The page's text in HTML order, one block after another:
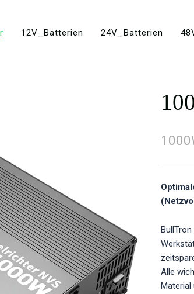
12V_Batterien 24V_Batterien
Alle
Material